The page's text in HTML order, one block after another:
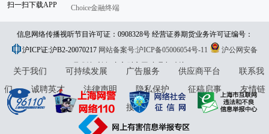
扫一扫下载APP
Choice金融终端
信息网络传播视听节目许可证：0908328号 经营证券期货业务许可证编号：
913101046312860336 违法和不良信息举报:021-61278686 举报邮箱：
jubao@eastmoney.com
沪ICP证:沪B2-20070217 网站备案号:沪ICP备05006054号-11
沪公网安备
31010402000120号版权所有:东方财富网意见与建议:4000300059/952500
关于我们 可持续发展 广告服务 供应商平台
联系我
们
诚聘英才 法律声明 隐私保护 征稿启事
友情链
接